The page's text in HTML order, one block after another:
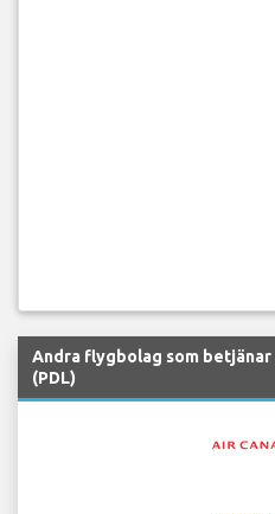
Andra flygbolag som
(PDL)